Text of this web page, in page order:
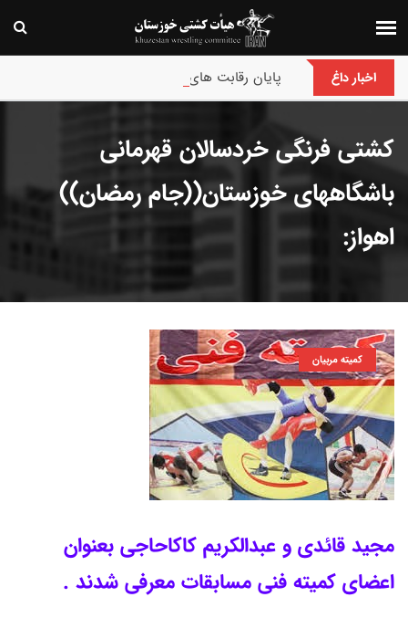
اخبار داغ پایان رقابت های بین‌المللی جام حسن گمیجی و
کشتی فرنگی خردسالان قهرمانی
باشگاههای خوزستان((جام رمضان))
اهواز:
کمیته مربیان
مجید قائدی و عبدالکریم کاکاحاجی بعنوان
اعضای کمیته فنی مسابقات معرفی شدند .